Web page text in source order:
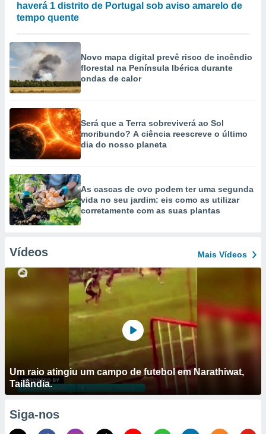
haverá 1 distrito de Portugal sob aviso amarelo de
tempo quente
Novo mapa digital prevê risco de incêndio
florestal na Península Ibérica durante
ondas de calor
Será que a Terra sobreviverá ao Sol
moribundo? A ciência reescreve o último
dia do nosso planeta
As cascas de ovo podem ter uma segunda
vida no seu jardim: eis como as utilizar
corretamente com as suas plantas
Vídeos Mais Vídeos
Um raio atingiu um campo de futebol em Narathiwat,
Tailândia.
Siga-nos